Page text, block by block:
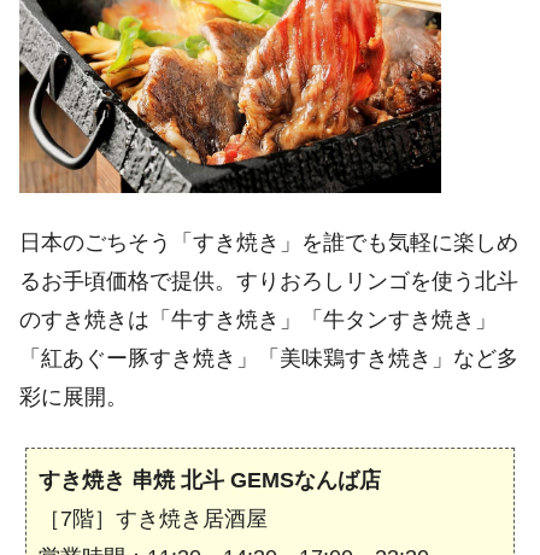
日本のごちそう「すき焼き」を誰でも気軽に楽しめ
るお手頃価格で提供。すりおろしリンゴを使う北斗
のすき焼きは「牛すき焼き」「牛タンすき焼き」
「紅あぐー豚すき焼き」「美味鶏すき焼き」など多
彩に展開。
すき焼き 串焼 北斗 GEMSなんば店
［7階］すき焼き居酒屋